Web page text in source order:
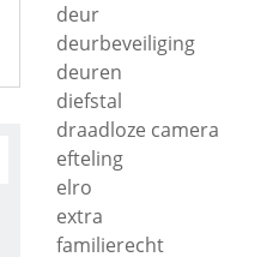
deur
deurbeveiliging
deuren
diefstal
draadloze camera
efteling
elro
extra
familierecht